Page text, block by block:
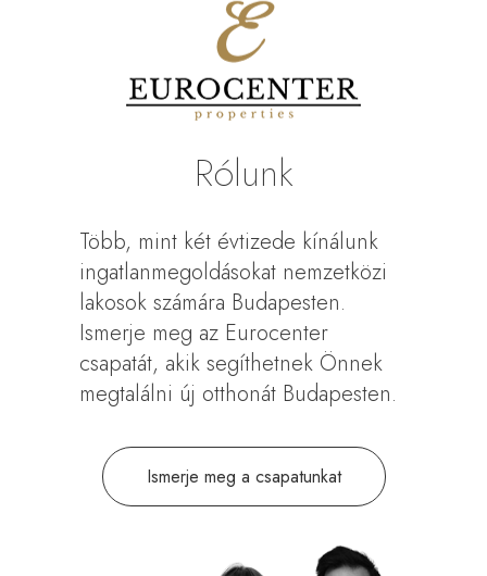
Rólunk
Több, mint két évtizede kínálunk
ingatlanmegoldásokat nemzetközi
lakosok számára Budapesten.
Ismerje meg az Eurocenter
csapatát, akik segíthetnek Önnek
megtalálni új otthonát Budapesten.
Ismerje meg a csapatunkat